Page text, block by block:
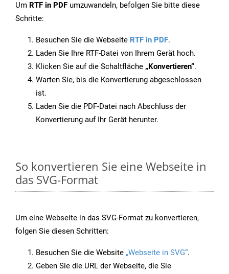
Um RTF in PDF umzuwandeln, befolgen Sie bitte diese
Schritte:
Besuchen Sie die Webseite RTF in PDF.
Laden Sie Ihre RTF-Datei von Ihrem Gerät hoch.
Klicken Sie auf die Schaltfläche „Konvertieren“.
Warten Sie, bis die Konvertierung abgeschlossen
ist.
Laden Sie die PDF-Datei nach Abschluss der
Konvertierung auf Ihr Gerät herunter.
So konvertieren Sie eine Webseite in
das SVG-Format
Um eine Webseite in das SVG-Format zu konvertieren,
folgen Sie diesen Schritten:
Besuchen Sie die Website „Webseite in SVG“.
Geben Sie die URL der Webseite, die Sie